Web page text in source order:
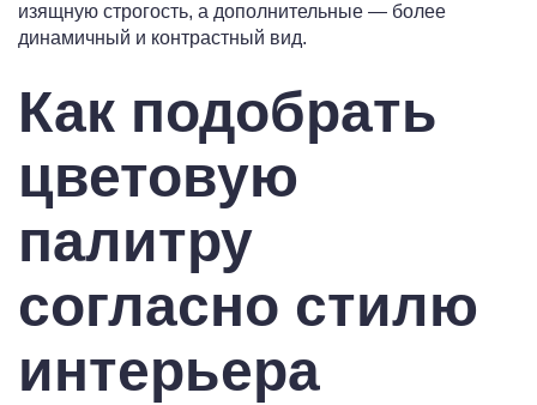
изящную строгость, а дополнительные — более
динамичный и контрастный вид.
Как подобрать
цветовую
палитру
согласно стилю
интерьера